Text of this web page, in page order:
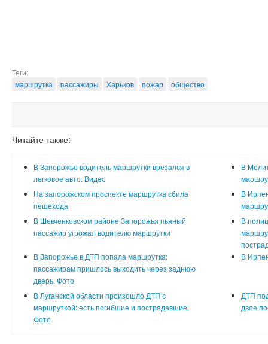
Теги:
маршрутка
пассажиры Харьков пожар общество
Читайте также:
В Запорожье водитель маршрутки врезался в
легковое авто. Видео
В
На запорожском проспекте маршрутка сбила
пешехода
В
В Шевченковском районе Запорожья пьяный
пассажир угрожал водителю маршрутки
В
В Запорожье в ДТП попала маршрутка:
пассажирам пришлось выходить через заднюю
дверь. Фото
В
В Луганской области произошло ДТП с
маршруткой: есть погибшие и пострадавшие.
Фото
ДТП
двое